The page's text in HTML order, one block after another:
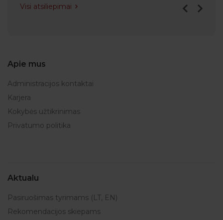
Visi atsiliepimai
Apie mus
Administracijos kontaktai
Karjera
Kokybės užtikrinimas
Privatumo politika
Aktualu
Pasiruošimas tyrimams (LT, EN)
Rekomendacijos skiepams